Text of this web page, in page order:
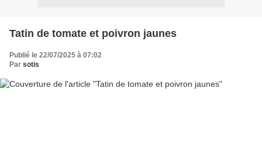
Tatin de tomate et poivron jaunes
Publié le 22/07/2025 à 07:02
Par sotis